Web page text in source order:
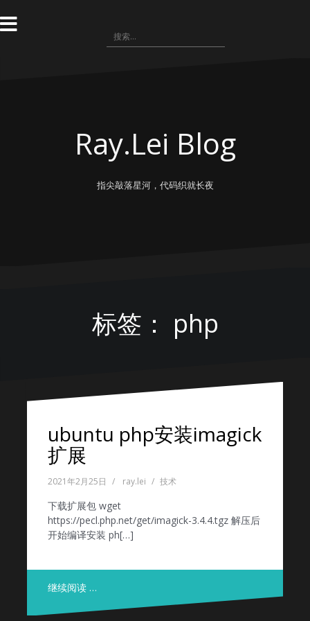
转
到
搜
索：
Ray.Lei Blog
指尖敲落星河，代码织就长夜
标签： php
ubuntu php安装imagick
扩展
2021年2月25日 ray.lei 技术
下载扩展包 wget
https://pecl.php.net/get/imagick-3.4.4.tgz 解压后
开始编译安装 ph[…]
继续阅读 …